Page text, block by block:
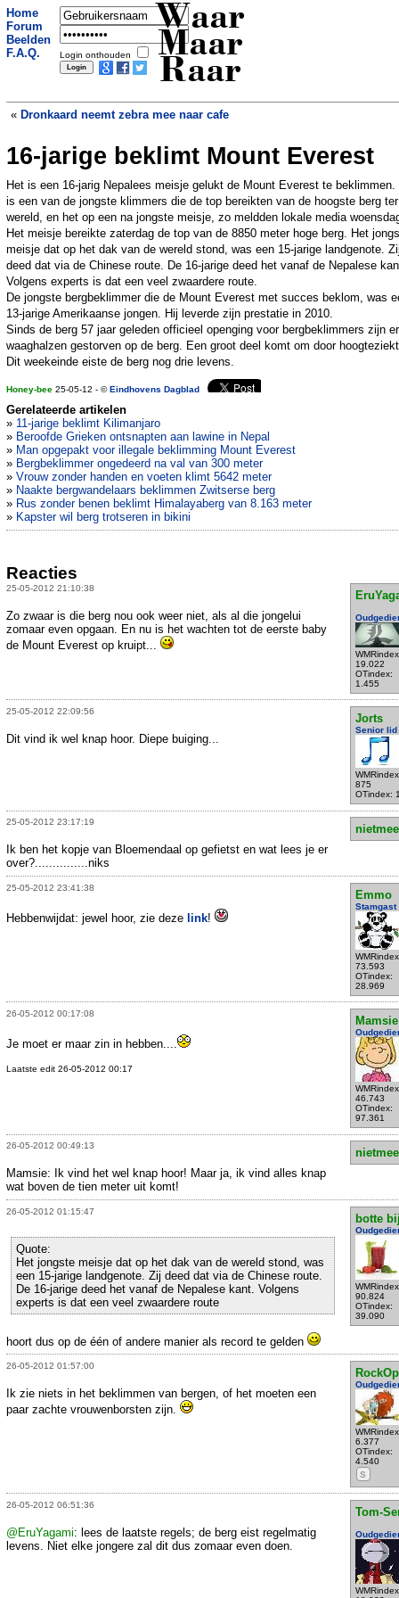
Home
Forum
Beelden
F.A.Q.
Login onthouden
Waar
Maar
Raar
« Dronkaard neemt zebra mee naar cafe
Man bindt zichzelf naakt aan boom,
wachtend op seks? »
16-jarige beklimt Mount Everest
Het is een 16-jarig Nepalees meisje gelukt de Mount Everest te beklimmen.
is een van de jongste klimmers die de top bereikten van de hoogste berg ter
wereld, en het op een na jongste meisje, zo meldden lokale media
Het meisje bereikte zaterdag de top van de 8850 meter hoge berg. Het
meisje dat op het dak van de wereld stond, was een 15-jarige landgenote.
deed dat via de Chinese route. De 16-jarige deed het vanaf de Nepalese
Volgens experts is dat een veel zwaardere route.
De jongste bergbeklimmer die de Mount Everest met succes beklom, was
13-jarige Amerikaanse jongen. Hij leverde zijn prestatie in 2010.
Sinds de berg 57 jaar geleden officieel openging voor bergbeklimmers zijn
waaghalzen gestorven op de berg. Een groot deel komt om door
Dit weekeinde eiste de berg nog drie levens.
Honey-bee 25-05-12 - ©Eindhovens Dagblad
Gerelateerde artikelen
» 11-jarige beklimt Kilimanjaro
» Beroofde Grieken ontsnapten aan lawine in Nepal
» Man opgepakt voor illegale beklimming Mount Everest
» Bergbeklimmer ongedeerd na val van 300 meter
» Vrouw zonder handen en voeten klimt 5642 meter
» Naakte bergwandelaars beklimmen Zwitserse berg
» Rus zonder benen beklimt Himalayaberg van 8.163 meter
» Kapster wil berg trotseren in bikini
Reacties
25-05-2012 21:10:38
19.022
OTindex:
1.455
Zo zwaar is die berg nou ook weer niet, als al die jongelui
zomaar even opgaan. En nu is het wachten tot de eerste baby
de Mount Everest op kruipt...
25-05-2012 22:09:56
Jorts
Senior lid
875
OTindex:
Dit vind ik wel knap hoor. Diepe buiging...
25-05-2012 23:17:19
Ik ben het kopje van Bloemendaal op gefietst en wat lees je er
over?...............niks
25-05-2012 23:41:38
Emmo
Stamgast
73.593
OTindex:
28.969
Hebbenwijdat: jewel hoor, zie deze link!
26-05-2012 00:17:08
Mamsie
46.743
OTindex:
97.361
Je moet er maar zin in hebben....
Laatste edit 26-05-2012 00:17
26-05-2012 00:49:13
Mamsie: Ik vind het wel knap hoor! Maar ja, ik vind alles knap
wat boven de tien meter uit komt!
26-05-2012 01:15:47
botte
90.824
OTindex:
39.090
Quote:
Het jongste meisje dat op het dak van de wereld stond, was
een 15-jarige landgenote. Zij deed dat via de Chinese route.
De 16-jarige deed het vanaf de Nepalese kant. Volgens
experts is dat een veel zwaardere route
hoort dus op de één of andere manier als record te gelden
26-05-2012 01:57:00
6.377
OTindex:
4.540
S
Ik zie niets in het beklimmen van bergen, of het moeten een
paar zachte vrouwenborsten zijn.
26-05-2012 06:51:36
Tom-
@EruYagami: lees de laatste regels; de berg eist regelmatig
levens. Niet elke jongere zal dit dus zomaar even doen.